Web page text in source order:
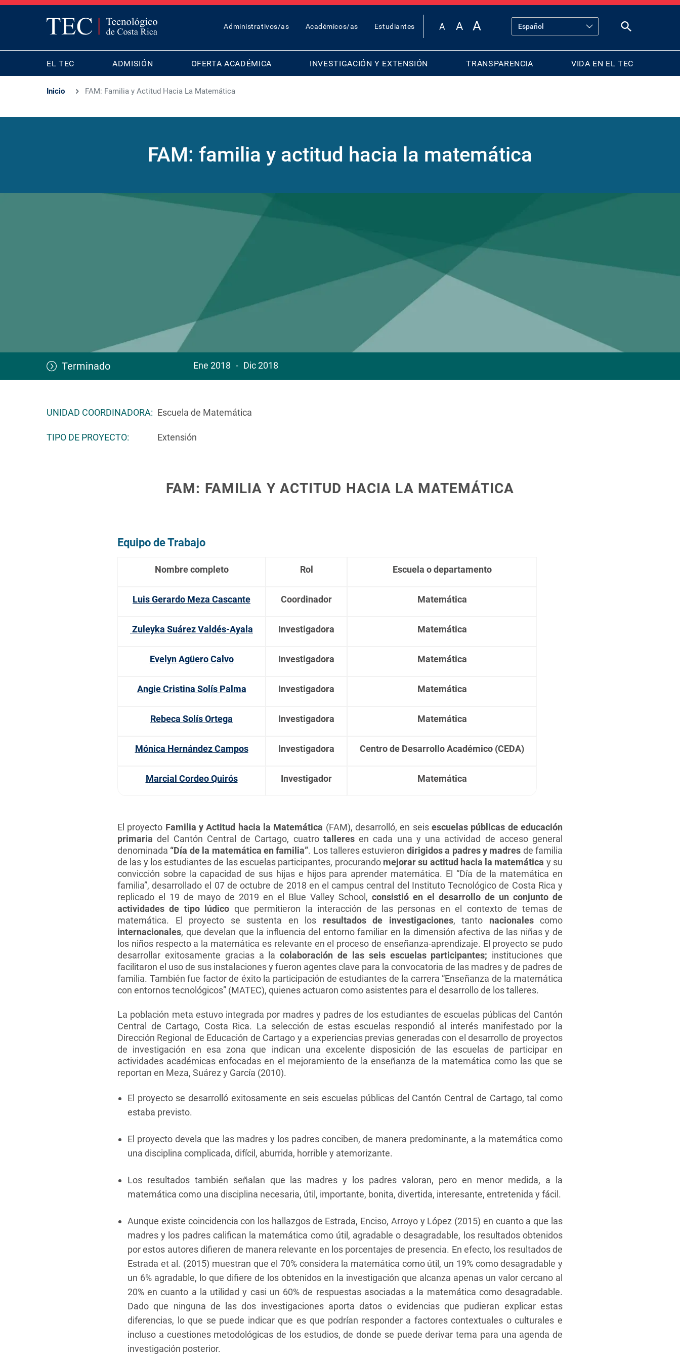
TOP
MENU
Administrativos/as Académicos/as Estudiantes
MAIN
NAVIGATION
EL TEC ADMISIÓN OFERTA ACADÉMICA INVESTIGACIÓN Y EXTENSIÓN TRANSPARENCIA VIDA EN EL TEC
Inicio FAM: Familia y Actitud Hacia La Matemática
FAM: familia y actitud hacia la matemática
Terminado Ene 2018 Dic 2018
UNIDAD COORDINADORA Escuela de Matemática
TIPO DE PROYECTO Extensión
FAM: FAMILIA Y ACTITUD HACIA LA MATEMÁTICA
Equipo de Trabajo
Nombre completo Rol Escuela o departamento
Luis Gerardo Meza Cascante Coordinador Matemática
Zuleyka Suárez Valdés-Ayala Investigadora Matemática
Evelyn Agüero Calvo Investigadora Matemática
Angie Cristina Solís Palma Investigadora Matemática
Rebeca Solís Ortega Investigadora Matemática
Mónica Hernández Campos Investigadora Centro de Desarrollo Académico (CEDA)
Marcial Cordeo Quirós Investigador Matemática
El proyecto Familia y Actitud hacia la Matemática (FAM), desarrolló, en seisescuelas públicas de educación
primaria del Cantón Central de Cartago, cuatro talleresen cada una y una actividad de acceso general
denominada “Día de la matemática en familia”. Los talleres estuvieron dirigidos a padres y madres de familia
de las y los estudiantes de las escuelas participantes, procurando mejorar su actitud hacia la matemática y su
convicción sobre la capacidad de sus hijas e hijos para aprender matemática. El “Día de la matemática en
familia”, desarrollado el 07 de octubre de 2018 en el campus central del Instituto Tecnológico de Costa Rica y
replicado el 19 de mayo de 2019 en el Blue Valley School, consistió en el desarrollo de un conjunto de
actividades de tipo lúdico que permitieron la interacción de las personas en el contexto de temas de
matemática. El proyecto se sustenta en los resultados de investigaciones, tanto nacionalescomo
internacionales, que develan que la influencia del entorno familiar en la dimensión afectiva de las niñas y de
los niños respecto a la matemática es relevante en el proceso de enseñanza-aprendizaje. El proyecto se pudo
desarrollar exitosamente gracias a lacolaboración de las seis escuelas participantes; instituciones que
facilitaron el uso de sus instalaciones y fueron agentes clave para la convocatoria de las madres y de padres de
familia. También fue factor de éxito la participación de estudiantes de la carrera “Enseñanza de la matemática
con entornos tecnológicos” (MATEC), quienes actuaron como asistentes para el desarrollo de los talleres.
La población meta estuvo integrada por madres y padres de los estudiantes de escuelas públicas del Cantón
Central de Cartago, Costa Rica. La selección de estas escuelas respondió al interés manifestado por la
Dirección Regional de Educación de Cartago y a experiencias previas generadas con el desarrollo de proyectos
de investigación en esa zona que indican una excelente disposición de las escuelas de participar en
actividades académicas enfocadas en el mejoramiento de la enseñanza de la matemática como las que se
reportan en Meza, Suárez y García (2010).
El proyecto se desarrolló exitosamente en seis escuelas públicas del Cantón Central de Cartago, tal como
estaba previsto.
El proyecto devela que las madres y los padres conciben, de manera predominante, a la matemática como
una disciplina complicada, difícil, aburrida, horrible y atemorizante.
Los resultados también señalan que las madres y los padres valoran, pero en menor medida, a la
matemática como una disciplina necesaria, útil, importante, bonita, divertida, interesante, entretenida y fácil.
Aunque existe coincidencia con los hallazgos de Estrada, Enciso, Arroyo y López (2015) en cuanto a que las
madres y los padres califican la matemática como útil, agradable o desagradable, los resultados obtenidos
por estos autores difieren de manera relevante en los porcentajes de presencia. En efecto, los resultados de
Estrada et al. (2015) muestran que el 70% considera la matemática como útil, un 19% como desagradable y
un 6% agradable, lo que difiere de los obtenidos en la investigación que alcanza apenas un valor cercano al
20% en cuanto a la utilidad y casi un 60% de respuestas asociadas a la matemática como desagradable.
Dado que ninguna de las dos investigaciones aporta datos o evidencias que pudieran explicar estas
diferencias, lo que se puede indicar que es que podrían responder a factores contextuales o culturales e
incluso a cuestiones metodológicas de los estudios, de donde se puede derivar tema para una agenda de
investigación posterior.